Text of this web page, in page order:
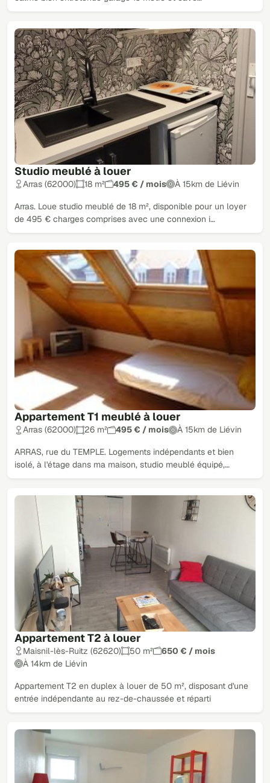
Studio meublé à louer
Arras (62000) 18 m² 495 € / mois À 15km de Liévin
Arras. Loue studio meublé de 18 m², disponible pour un loyer
de 495 € charges comprises avec une connexion i…
Appartement T1 meublé à louer
Arras (62000) 26 m² 495 € / mois À 15km de Liévin
ARRAS, rue du TEMPLE. Logements indépendants et bien
isolé, à l'étage dans ma maison, studio meublé équipé,…
Appartement T2 à louer
Maisnil-lès-Ruitz (62620) 50 m²
650 € / mois
À 14km de Liévin
Appartement T2 en duplex à louer de 50 m², disposant d'une
entrée indépendante au rez-de-chaussée et réparti